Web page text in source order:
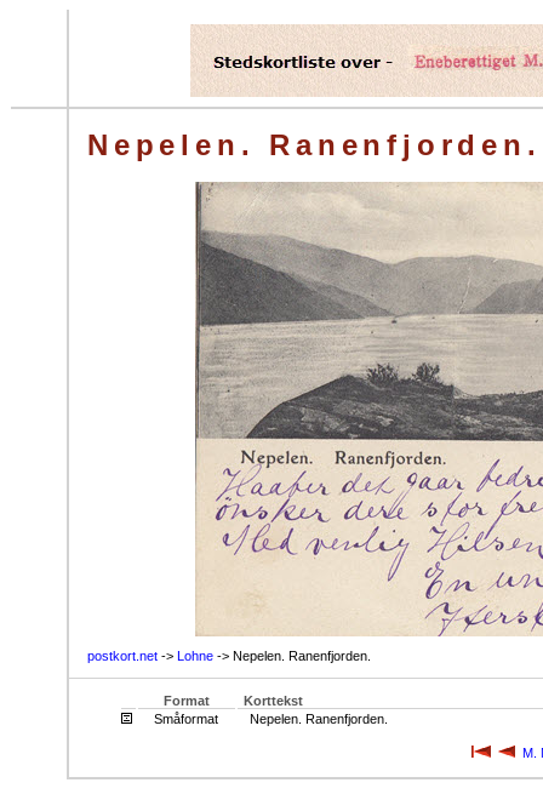
Nepelen. Ranenfjorden.
postkort.net -> Lohne -> Nepelen. Ranenfjorden.
Format
Korttekst
Småformat
Nepelen. Ranenfjorden.
M.